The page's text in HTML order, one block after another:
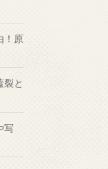
！原
裂と
写